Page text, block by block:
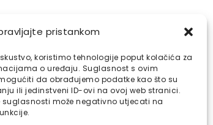
pristankom
koristimo tehnologije poput kolačića za
o uređaju. Suglasnost s ovim
da obrađujemo podatke kao što su
ili jedinstveni ID-ovi na ovoj web stranici.
može negativno utjecati na